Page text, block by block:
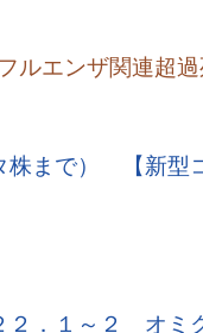
エンザ関連超過
で） 【新型コ
２ オミクロ